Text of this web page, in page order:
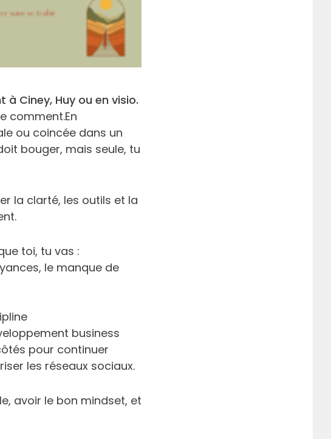
Ciney, Huy ou en visio.
comment.En
ou coincée dans un
bouger, mais seule, tu
la clarté, les outils et la
toi, tu vas :
le manque de
business
pour continuer
les réseaux sociaux.
avoir le bon mindset, et